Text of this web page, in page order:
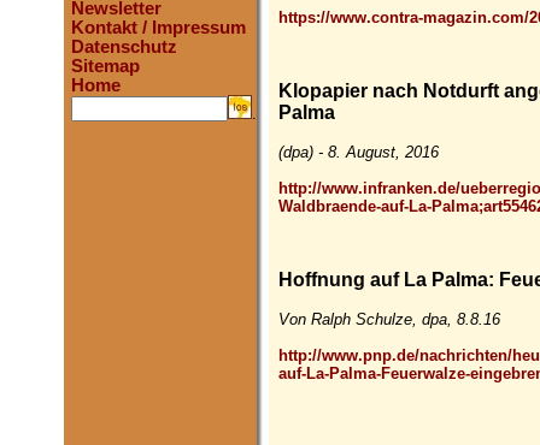
Newsletter
Kontakt / Impressum
Datenschutz
Sitemap
Home
.
https://www.contra-magazin.com/
Klopapier nach Notdurft
Palma
(dpa) - 8. August, 2016
http://www.infranken.de/
Waldbraende-auf-La-
Hoffnung auf La Palma:
Von Ralph Schulze, dpa, 8.8.16
http://www.pnp.de/nachrichten/
auf-La-Palma-Feuerwalze-